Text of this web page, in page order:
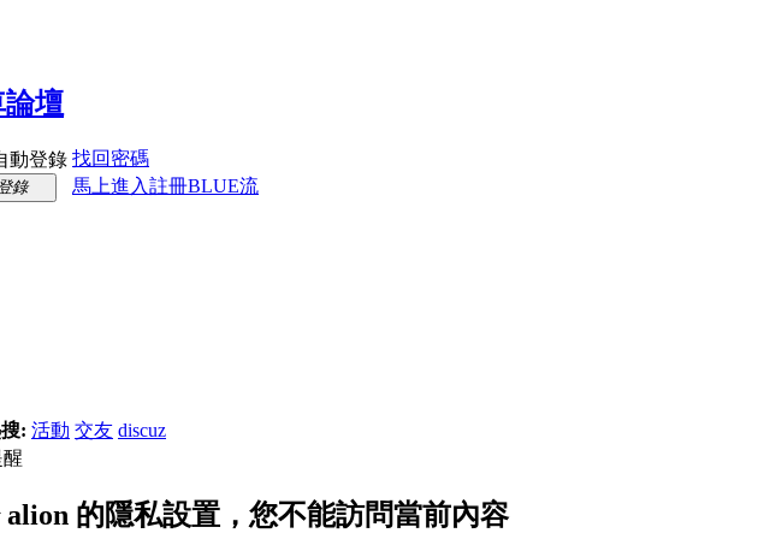
動登錄 找回密碼
錄
馬上進入註冊BLUE流
: 活動 交友 discuz
的隱私設置，您不能訪問當前內容